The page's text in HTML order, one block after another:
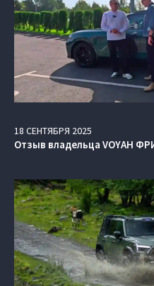
18 СЕНТЯБРЯ 2025
Отзыв владельца VOYAH